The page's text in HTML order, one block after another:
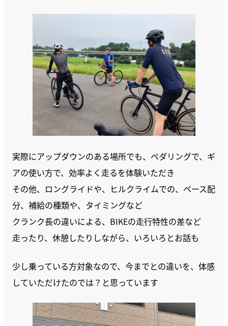
実際にアップダウンのある場所でも、ペダリングで、ギ
アの使い方で、効率よく走るを体験いただき
その他、ロングライドや、ヒルクライムでの、ペース配
分、補給の種類や、タイミングなど
クランク長の違いによる、BIKEの走行特性の差など
走ったり、休憩したりしながら、いろいろとお話も
少し乗っている方対象なので、今までとの違いを、体感
していただけたのでは？と思っています